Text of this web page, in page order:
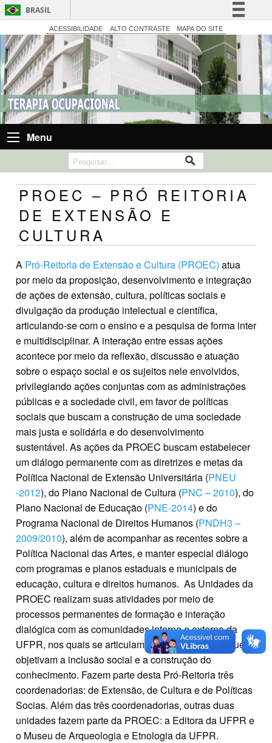
BRASIL
Simplifique!
Comunica BR
Participe
Acesso à informação
Legislação
Canais
ACESSIBILIDADE ALTO CONTRASTE MAPA DO SITE
Menu
PROEC – PRÓ REITORIA
DE EXTENSÃO E
CULTURA
A Pró-Reitoria de Extensão e Cultura (PROEC) atua
por meio da proposição, desenvolvimento e integração
de ações de extensão, cultura, políticas sociais e
divulgação da produção intelectual e científica,
articulando-se com o ensino e a pesquisa de forma inter
e multidisciplinar. A interação entre essas ações
acontece por meio da reflexão, discussão e atuação
sobre o espaço social e os sujeitos nele envolvidos,
privilegiando ações conjuntas com as administrações
públicas e a sociedade civil, em favor de políticas
sociais que buscam a construção de uma sociedade
mais justa e solidária e do desenvolvimento
sustentável. As ações da PROEC buscam estabelecer
um diálogo permanente com as diretrizes e metas da
Política Nacional de Extensão Universitária (PNEU
-2012), do Plano Nacional de Cultura (PNC – 2010), do
Plano Nacional de Educação (PNE-2014) e do
Programa Nacional de Direitos Humanos (PNDH3 –
2009/2010), além de acompanhar as recentes sobre a
Política Nacional das Artes, e manter especial diálogo
com programas e planos estaduais e municipais de
educação, cultura e direitos humanos. As Unidades da
PROEC realizam suas atividades por meio de
processos permanentes de formação e interação
dialógica com as comunidades interna e externa da
UFPR, nos quais se articulam saberes e práticas que
objetivam a inclusão social e a construção do
conhecimento. Fazem parte desta Pró-Reitoria três
coordenadorias: de Extensão, de Cultura e de Políticas
Socias. Além das três coordenadorias, outras duas
unidades fazem parte da PROEC: a Editora da UFPR e
o Museu de Arqueologia e Etnologia da UFPR.